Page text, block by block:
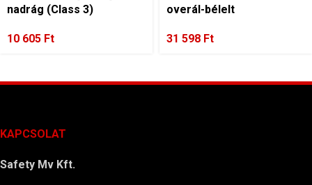
nadrág (Class 3)
10 605 Ft
overál-bélelt
31 598 Ft
KAPCSOLAT
Safety Mv Kft.